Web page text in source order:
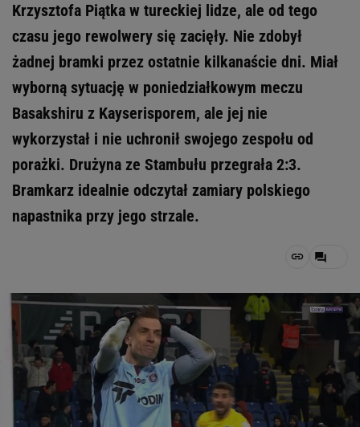
Krzysztofa Piątka w tureckiej lidze, ale od tego
czasu jego rewolwery się zacięły. Nie zdobył
żadnej bramki przez ostatnie kilkanaście dni. Miał
wyborną sytuację w poniedziałkowym meczu
Basakshiru z Kayserisporem, ale jej nie
wykorzystał i nie uchronił swojego zespołu od
porażki. Drużyna ze Stambułu przegrała 2:3.
Bramkarz idealnie odczytał zamiary polskiego
napastnika przy jego strzale.